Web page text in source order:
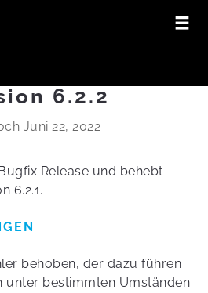
6.2.2
Juni 22, 2022
Release und behebt
6.2.1.
behoben, der dazu führen
unter bestimmten Umständen